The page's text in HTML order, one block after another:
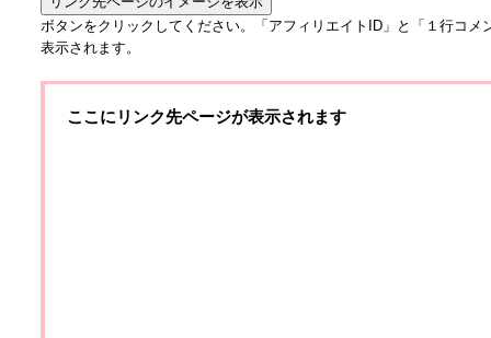
ボタンをクリックしてください。「アフィリエイトID」と「１行コメ
表示されます。